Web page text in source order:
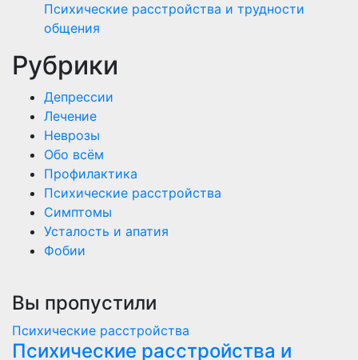
Психические расстройства и трудности
общения
Рубрики
Депрессии
Лечение
Неврозы
Обо всём
Профилактика
Психические расстройства
Симптомы
Усталость и апатия
Фобии
Вы пропустили
Психические расстройства
Психические расстройства и